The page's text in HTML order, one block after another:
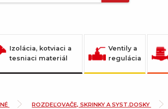
Izolácia, kotviaci a
tesniaci materiál
Ventily a
regulácia
ROZDEĽOVAČE, SKRINKY A SYST.DOSKY